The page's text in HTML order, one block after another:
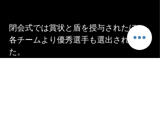
閉会式では賞状と盾を授与されたほか
各チームより優秀選手も選出されまし
た。